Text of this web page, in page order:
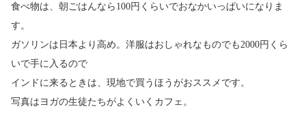
食べ物は、朝ごはんなら100円くらいでおなかいっぱいになりま
す。
ガソリンは日本より高め。洋服はおしゃれなものでも2000円くら
いで手に入るので
インドに来るときは、現地で買うほうがおススメです。
写真はヨガの生徒たちがよくいくカフェ。